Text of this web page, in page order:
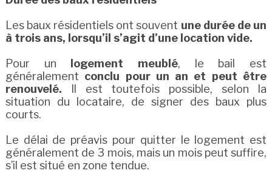
Les baux résidentiels ont souvent une durée de un
à trois ans, lorsqu’il s’agit d’une location vide.
Pour un
logement meublé, le bail est
généralement conclu pour un an et peut être
renouvelé. Il est toutefois possible, selon la
situation du locataire, de signer des baux plus
courts.
Le délai de préavis pour quitter le logement est
généralement de 3 mois, mais un mois peut suffire,
s’il est situé en zone tendue.